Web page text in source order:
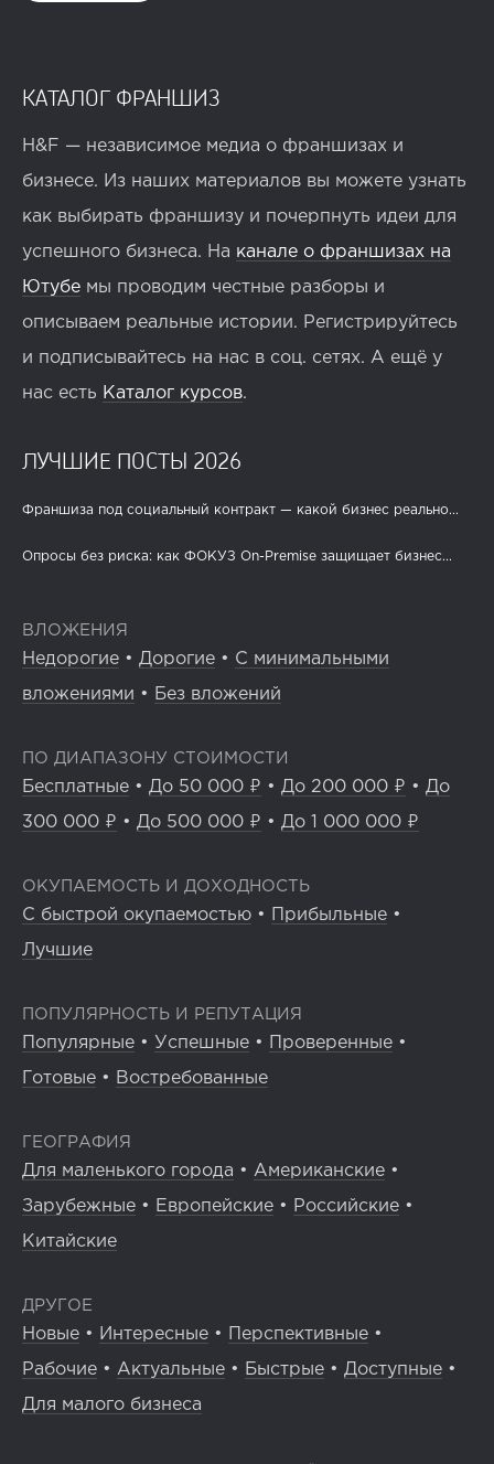
КАТАЛОГ ФРАНШИЗ
H&F — независимое медиа о франшизах и
бизнесе. Из наших материалов вы можете узнать
как выбирать франшизу и почерпнуть идеи для
успешного бизнеса. На канале о франшизах на
Ютубе мы проводим честные разборы и
описываем реальные истории. Регистрируйтесь
и подписывайтесь на нас в соц. сетях. А ещё у
нас есть Каталог курсов.
ЛУЧШИЕ ПОСТЫ 2026
Франшиза под социальный контракт — какой бизнес реально...
Опросы без риска: как ФОКУЗ On-Premise защищает бизнес...
ВЛОЖЕНИЯ
Недорогие • Дорогие • С минимальными
вложениями • Без вложений
ПО ДИАПАЗОНУ СТОИМОСТИ
Бесплатные • До 50 000 ₽ • До 200 000 ₽ • До
300 000 ₽ • До 500 000 ₽ • До 1 000 000 ₽
ОКУПАЕМОСТЬ И ДОХОДНОСТЬ
С быстрой окупаемостью • Прибыльные •
Лучшие
ПОПУЛЯРНОСТЬ И РЕПУТАЦИЯ
Популярные • Успешные • Проверенные •
Готовые • Востребованные
ГЕОГРАФИЯ
Для маленького города • Американские •
Зарубежные • Европейские • Российские •
Китайские
ДРУГОЕ
Новые • Интересные • Перспективные •
Рабочие • Актуальные • Быстрые • Доступные •
Для малого бизнеса